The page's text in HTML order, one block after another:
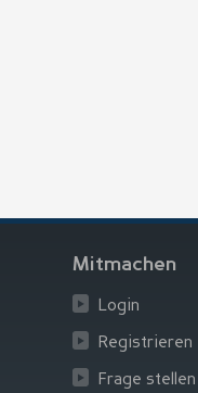
Mitmachen
Login
Registrieren
Frage stellen